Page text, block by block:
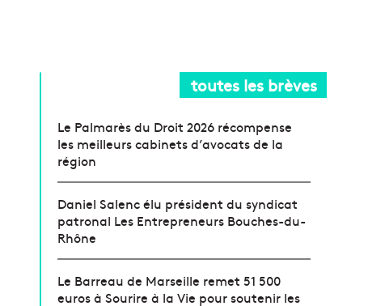
toutes les brèves
Le Palmarès du Droit 2026 récompense
les meilleurs cabinets d’avocats de la
région
Daniel Salenc élu président du syndicat
patronal Les Entrepreneurs Bouches-du-
Rhône
Le Barreau de Marseille remet 51 500
euros à Sourire à la Vie pour soutenir les